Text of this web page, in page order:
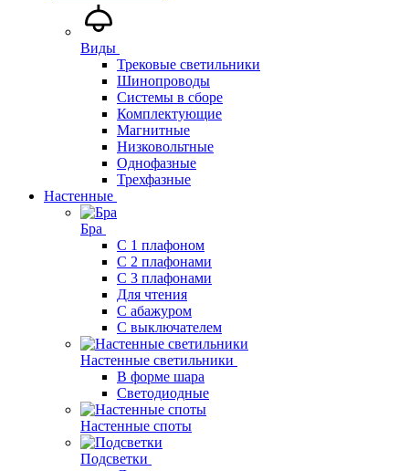
Виды
Трековые светильники
Шинопроводы
Системы в сборе
Комплектующие
Магнитные
Низковольтные
Однофазные
Трехфазные
Настенные
Бра
С 1 плафоном
С 2 плафонами
С 3 плафонами
Для чтения
С абажуром
С выключателем
Настенные светильники
В форме шара
Светодиодные
Настенные споты
Подсветки